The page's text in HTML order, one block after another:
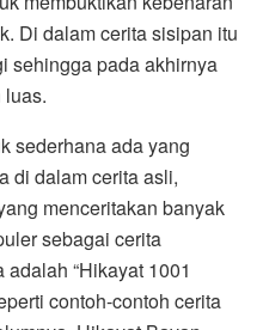
Di dalam cerita sisipan itu
sehingga pada akhirnya
sederhana ada yang
di dalam cerita asli,
menceritakan banyak
sebagai cerita
“Hikayat 1001
contoh-contoh cerita